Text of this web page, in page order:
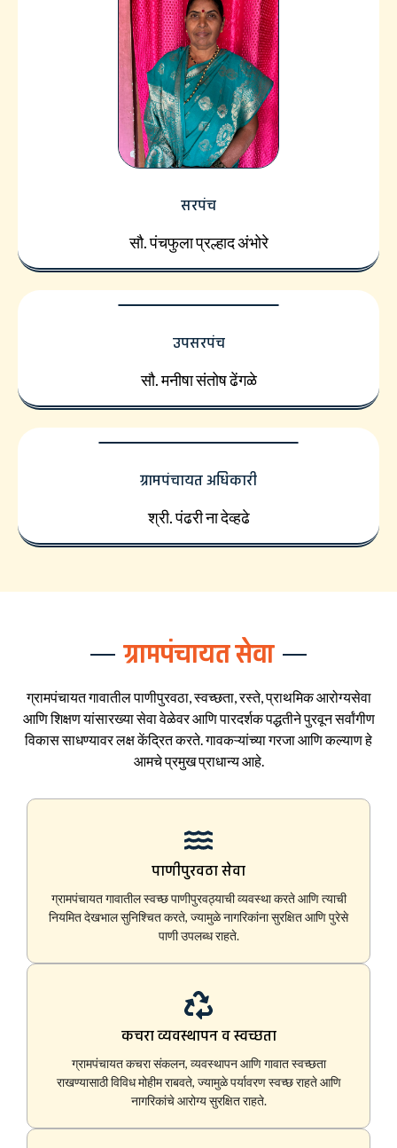
सरपंच
सौ. पंचफुला प्रल्हाद अंभोरे
उपसरपंच
सौ. मनीषा संतोष ढेंगळे
ग्रामपंचायत अधिकारी
श्री. पंढरी ना देव्हढे
ग्रामपंचायत सेवा
ग्रामपंचायत गावातील पाणीपुरवठा, स्वच्छता, रस्ते, प्राथमिक आरोग्यसेवा
आणि शिक्षण यांसारख्या सेवा वेळेवर आणि पारदर्शक पद्धतीने पुरवून सर्वांगीण
विकास साधण्यावर लक्ष केंद्रित करते. गावकऱ्यांच्या गरजा आणि कल्याण हे
आमचे प्रमुख प्राधान्य आहे.
पाणीपुरवठा सेवा
ग्रामपंचायत गावातील स्वच्छ पाणीपुरवठ्याची व्यवस्था करते आणि त्याची
नियमित देखभाल सुनिश्चित करते, ज्यामुळे नागरिकांना सुरक्षित आणि पुरेसे
पाणी उपलब्ध राहते.
कचरा व्यवस्थापन व स्वच्छता
ग्रामपंचायत कचरा संकलन, व्यवस्थापन आणि गावात स्वच्छता
राखण्यासाठी विविध मोहीम राबवते, ज्यामुळे पर्यावरण स्वच्छ राहते आणि
नागरिकांचे आरोग्य सुरक्षित राहते.